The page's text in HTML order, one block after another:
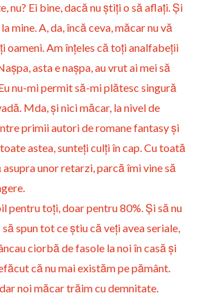
nu? Ei bine, dacă nu știți o să aflați. Și
mine. A, da, încă ceva, măcar nu vă
oameni. Am înțeles că toți analfabeții
asta e nașpa, au vrut ai mei să
nu-mi permit să-mi plătesc singură
Mda, și nici măcar, la nivel de
primii autori de romane fantasy și
astea, sunteți culți în cap. Cu toată
unor retarzi, parcă îmi vine să
pentru toți, doar pentru 80%. Și să nu
să spun tot ce știu că veți avea seriale,
ciorbă de fasole la noi în casă și
că nu mai existăm pe pământ.
noi măcar trăim cu demnitate.